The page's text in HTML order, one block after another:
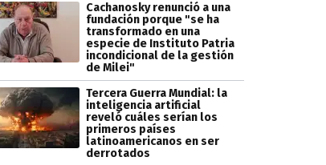
Cachanosky renunció a una
fundación porque "se ha
transformado en una
especie de Instituto Patria
incondicional de la gestión
de Milei"
Tercera Guerra Mundial: la
inteligencia artificial
reveló cuáles serían los
primeros países
latinoamericanos en ser
derrotados